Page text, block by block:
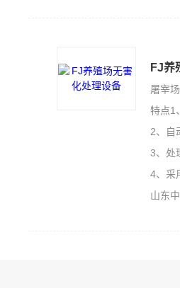
FJ养
屠宰
特点1
2、自
3、处
4、采
山东中科